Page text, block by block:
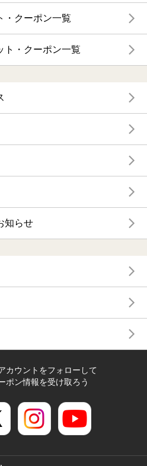
・クーポン一覧
ト・クーポン一覧
知らせ
カウントをフォローして
ポン情報を受け取ろう